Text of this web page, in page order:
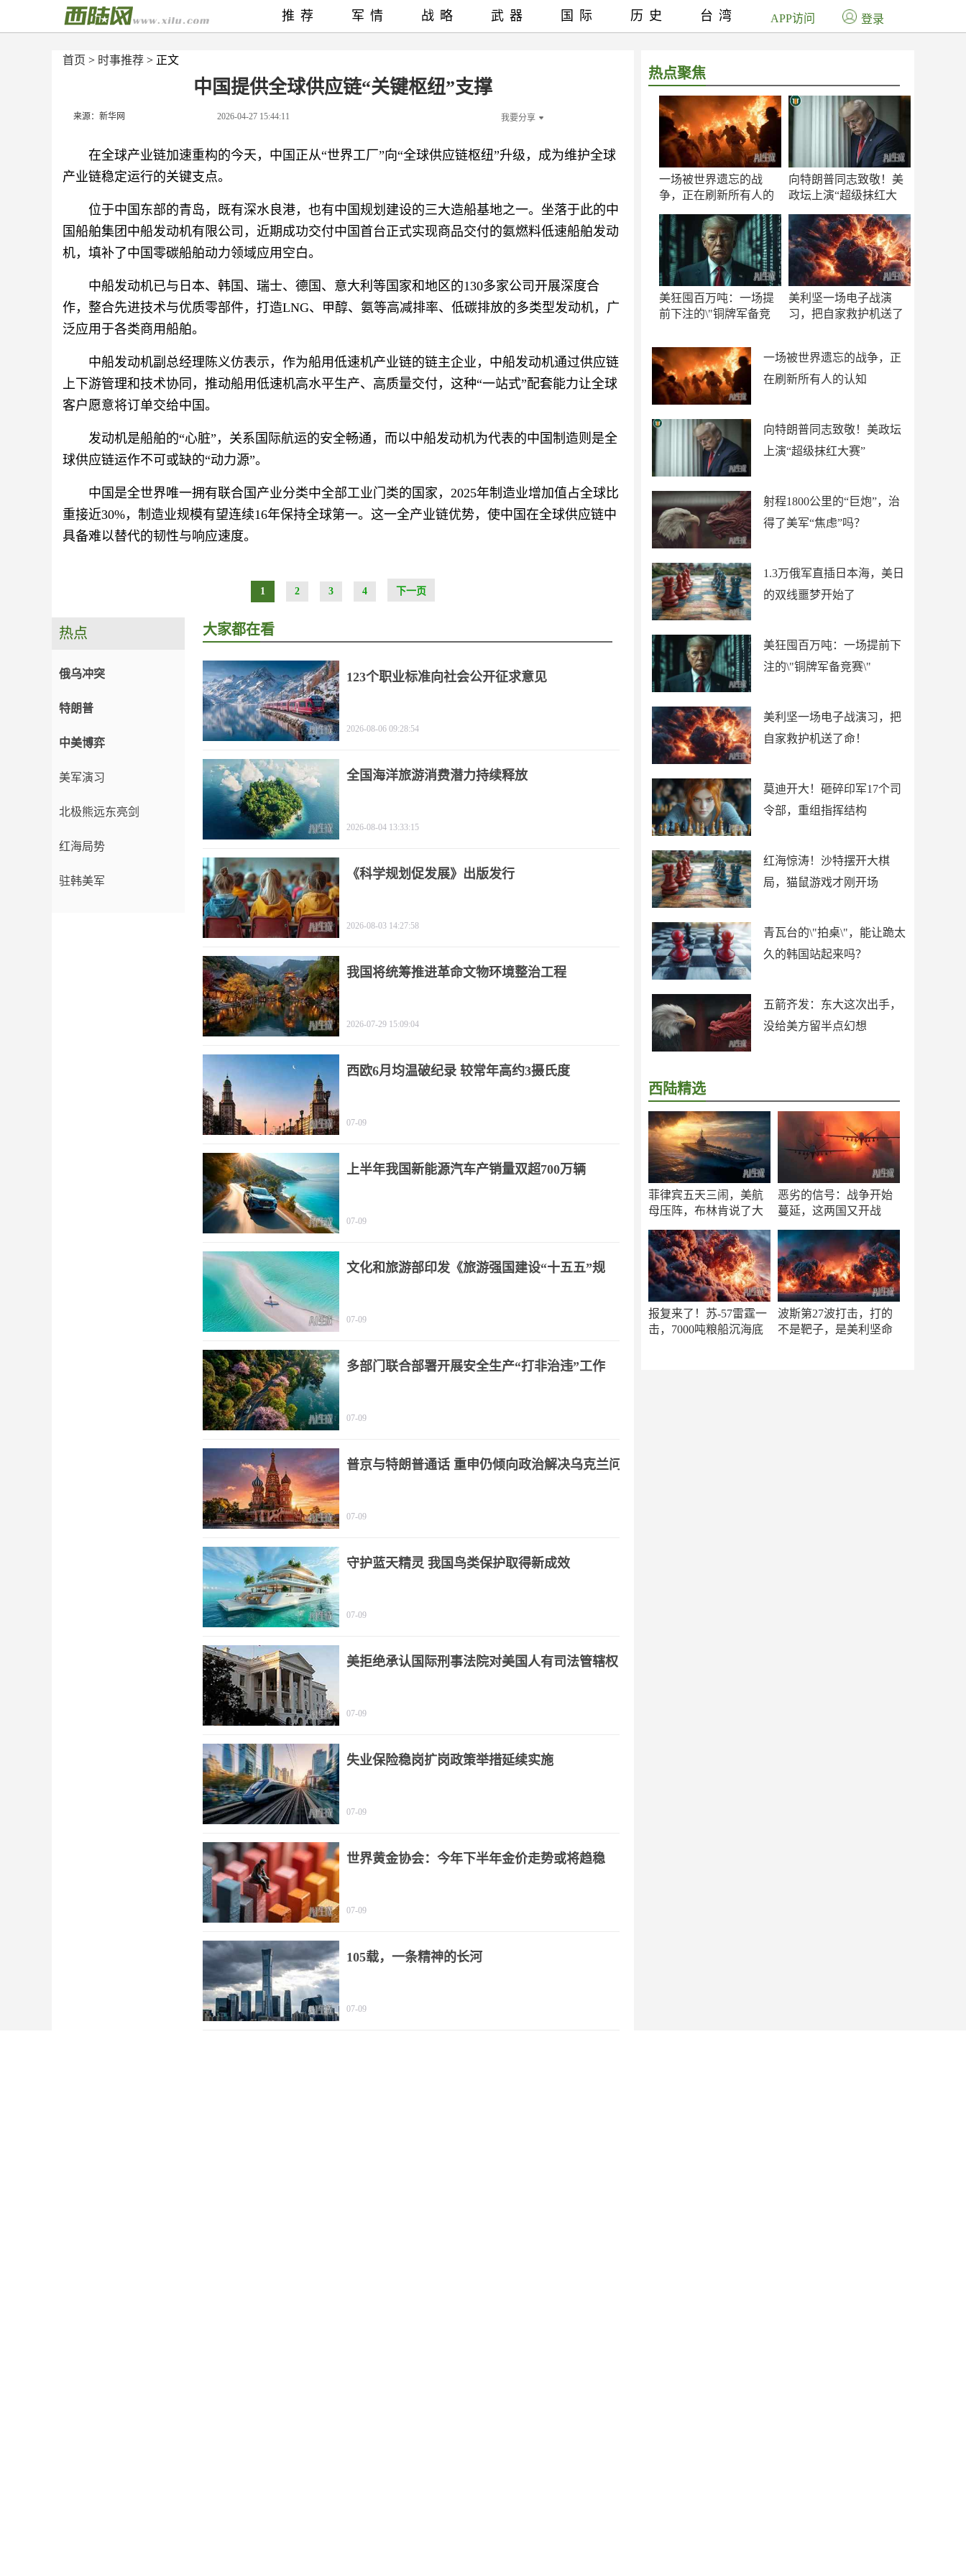
首页 > 时事推荐 > 正文
中国提供全球供应链“关键枢纽”支撑
来源：新华网 2026-04-27 15:44:11 我要分享
在全球产业链加速重构的今天，中国正从“世界工厂”向“全球供应链枢纽”升级，成为维护全球
产业链稳定运行的关键支点。
位于中国东部的青岛，既有深水良港，也有中国规划建设的三大造船基地之一。坐落于此的中
国船舶集团中船发动机有限公司，近期成功交付中国首台正式实现商品交付的氨燃料低速船舶发动
机，填补了中国零碳船舶动力领域应用空白。
中船发动机已与日本、韩国、瑞士、德国、意大利等国家和地区的130多家公司开展深度合
作，整合先进技术与优质零部件，打造LNG、甲醇、氨等高减排率、低碳排放的多类型发动机，广
泛应用于各类商用船舶。
中船发动机副总经理陈义仿表示，作为船用低速机产业链的链主企业，中船发动机通过供应链
上下游管理和技术协同，推动船用低速机高水平生产、高质量交付，这种“一站式”配套能力让全球
客户愿意将订单交给中国。
发动机是船舶的“心脏”，关系国际航运的安全畅通，而以中船发动机为代表的中国制造则是全
球供应链运作不可或缺的“动力源”。
中国是全世界唯一拥有联合国产业分类中全部工业门类的国家，2025年制造业增加值占全球比
重接近30%，制造业规模有望连续16年保持全球第一。这一全产业链优势，使中国在全球供应链中
具备难以替代的韧性与响应速度。
1 2 3 4 下一页
热点聚焦
一场被世界遗忘的战
争，正在刷新所有人的
向特朗普同志致敬！美
政坛上演“超级抹红大
美狂囤百万吨：一场提
前下注的\"铜牌军备竞
美利坚一场电子战演
习，把自家救护机送了
一场被世界遗忘的战争，正
在刷新所有人的认知
向特朗普同志致敬！美政坛
上演“超级抹红大赛”
射程1800公里的“巨炮”，治
得了美军“焦虑”吗？
1.3万俄军直插日本海，美日
的双线噩梦开始了
美狂囤百万吨：一场提前下
注的\"铜牌军备竞赛\"
美利坚一场电子战演习，把
自家救护机送了命！
莫迪开大！砸碎印军17个司
令部，重组指挥结构
红海惊涛！沙特摆开大棋
局，猫鼠游戏才刚开场
青瓦台的\"拍桌\"，能让跪太
久的韩国站起来吗？
五箭齐发：东大这次出手，
没给美方留半点幻想
西陆精选
菲律宾五天三闹，美航
母压阵，布林肯说了大
恶劣的信号：战争开始
蔓延，这两国又开战
报复来了！苏-57雷霆一
击，7000吨粮船沉海底
波斯第27波打击，打的
不是靶子，是美利坚命
推荐 军情 战略 武器 国际 历史 台湾 APP访问 登录
热点
俄乌冲突
特朗普
中美博弈
美军演习
北极熊远东亮剑
红海局势
驻韩美军
大家都在看
123个职业标准向社会公开征求意见
2026-08-06 09:28:54
全国海洋旅游消费潜力持续释放
2026-08-04 13:33:15
《科学规划促发展》出版发行
2026-08-03 14:27:58
我国将统筹推进革命文物环境整治工程
2026-07-29 15:09:04
西欧6月均温破纪录 较常年高约3摄氏度
07-09
上半年我国新能源汽车产销量双超700万辆
07-09
文化和旅游部印发《旅游强国建设“十五五”规
07-09
多部门联合部署开展安全生产“打非治违”工作
07-09
普京与特朗普通话 重申仍倾向政治解决乌克兰问
07-09
守护蓝天精灵 我国鸟类保护取得新成效
07-09
美拒绝承认国际刑事法院对美国人有司法管辖权
07-09
失业保险稳岗扩岗政策举措延续实施
07-09
世界黄金协会：今年下半年金价走势或将趋稳
07-09
105载，一条精神的长河
07-09